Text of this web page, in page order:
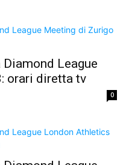
League
orari diretta tv
0